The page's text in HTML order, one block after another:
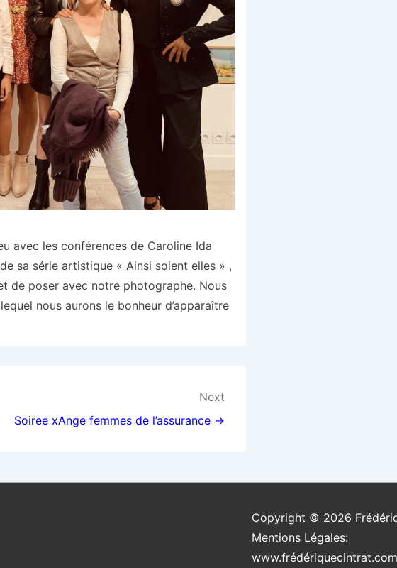
avec les conférences de Caroline Ida
sa série artistique « Ainsi soient elles » ,
de poser avec notre photographe. Nous
nous aurons le bonheur d’apparaître
Next
Soiree xAnge femmes de l’assurance →
Copyright © 2026
Mentions Légales: